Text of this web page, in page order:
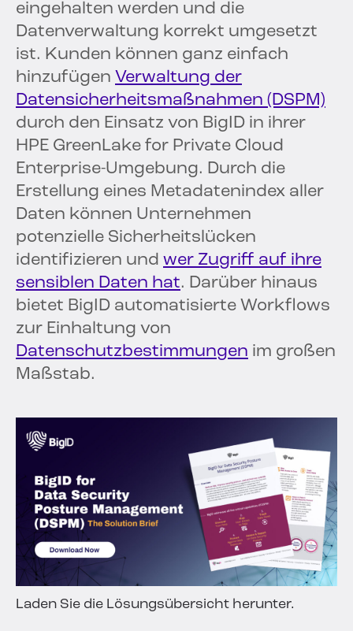
eingehalten werden und die
Datenverwaltung korrekt umgesetzt
ist. Kunden können ganz einfach
hinzufügen Verwaltung der
Datensicherheitsmaßnahmen (DSPM)
durch den Einsatz von BigID in ihrer
HPE GreenLake for Private Cloud
Enterprise-Umgebung. Durch die
Erstellung eines Metadatenindex aller
Daten können Unternehmen
potenzielle Sicherheitslücken
identifizieren und wer Zugriff auf ihre
sensiblen Daten hat. Darüber hinaus
bietet BigID automatisierte Workflows
zur Einhaltung von
Datenschutzbestimmungen im großen
Maßstab.
Laden Sie die Lösungsübersicht herunter.